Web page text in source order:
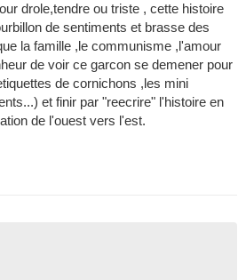
drole,tendre ou triste , cette histoire
de sentiments et brasse des
la famille ,le communisme ,l'amour
de voir ce garcon se demener pour
de cornichons ,les mini
et finir par "reecrire" l'histoire en
de l'ouest vers l'est.